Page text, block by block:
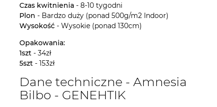
Czas kwitnienia - 8-10 tygodni
Plon - Bardzo duży (ponad 500g/m2 Indoor)
Wysokość - Wysokie (ponad 130cm)
Opakowania:
1szt - 34zł
5szt - 153zł
Dane techniczne - Amnesia
Bilbo - GENEHTIK